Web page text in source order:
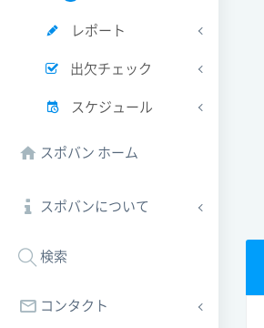
レポート
出欠チェック
スケジュール
スポバン ホーム
スポバンについて
検索
コンタクト